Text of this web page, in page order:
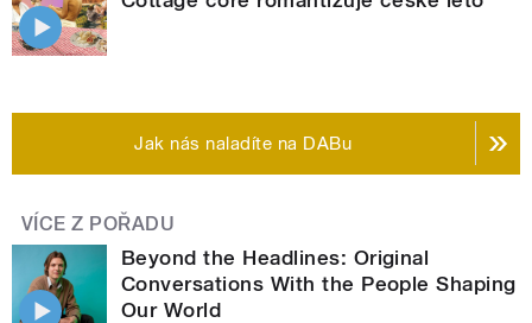
Jak nás naladíte na DABu
VÍCE Z POŘADU
Beyond the Headlines: Original
Conversations With the People Shaping
Our World